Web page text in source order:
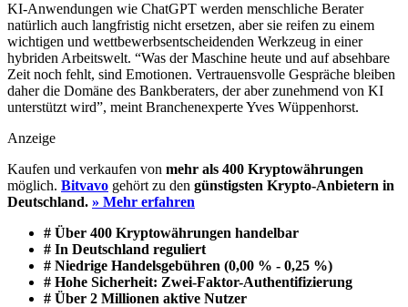
KI-Anwendungen wie ChatGPT werden menschliche Berater
natürlich auch langfristig nicht ersetzen, aber sie reifen zu einem
wichtigen und wettbewerbsentscheidenden Werkzeug in einer
hybriden Arbeitswelt. “Was der Maschine heute und auf absehbare
Zeit noch fehlt, sind Emotionen. Vertrauensvolle Gespräche bleiben
daher die Domäne des Bankberaters, der aber zunehmend von KI
unterstützt wird”, meint Branchenexperte Yves Wüppenhorst.
Anzeige
Kaufen und verkaufen von mehr als 400 Kryptowährungen
möglich. Bitvavo gehört zu den günstigsten Krypto-Anbietern in
Deutschland. » Mehr erfahren
# Über 400 Kryptowährungen handelbar
# In Deutschland reguliert
# Niedrige Handelsgebühren (0,00 % - 0,25 %)
# Hohe Sicherheit: Zwei-Faktor-Authentifizierung
# Über 2 Millionen aktive Nutzer